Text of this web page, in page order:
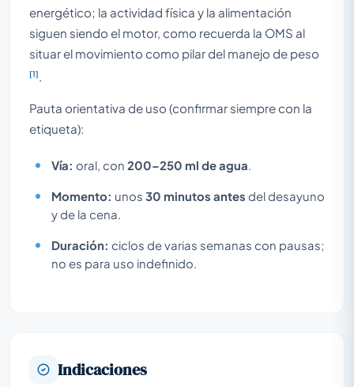
energético; la actividad física y la alimentación
siguen siendo el motor, como recuerda la OMS al
situar el movimiento como pilar del manejo de peso
[1]
Pauta orientativa de uso (confirmar siempre con la
etiqueta):
Vía: oral, con 200–250 ml de agua
Momento: unos 30 minutos antes del desayuno
y de la cena.
Duración: ciclos de varias semanas con pausas;
no es para uso indefinido.
Indicaciones